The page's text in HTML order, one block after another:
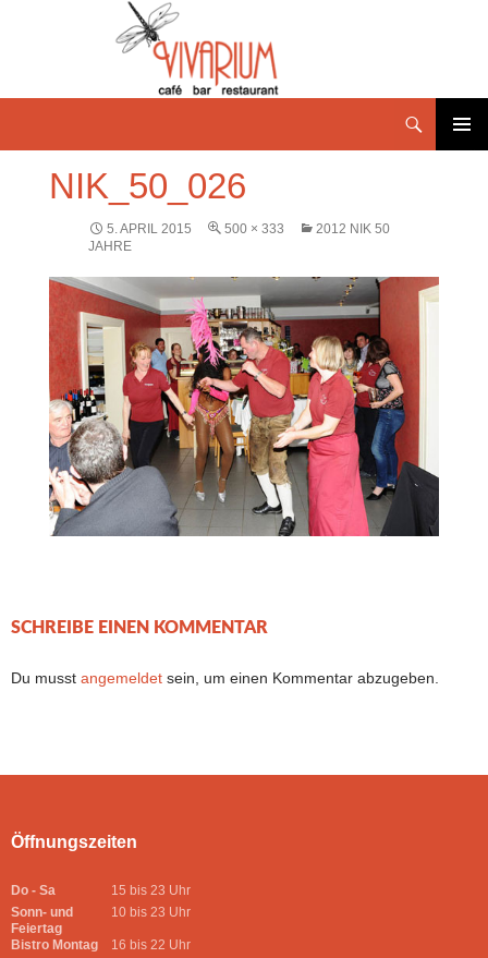
NIK_50_026
5. APRIL 2015 500 × 333
2012 NIK 50
JAHRE
SCHREIBE EINEN KOMMENTAR
Du musst angemeldet sein, um einen Kommentar abzugeben.
Öffnungszeiten
Do - Sa
15 bis 23 Uhr
Sonn- und
Feiertag
10 bis 23 Uhr
Bistro Montag 16 bis 22 Uhr